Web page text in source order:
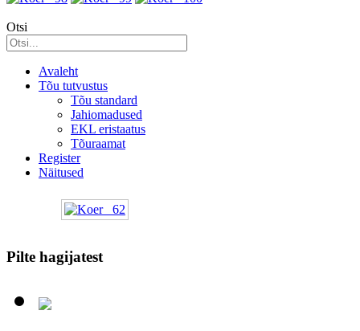
Otsi
Avaleht
Tõu tutvustus
Tõu standard
Jahiomadused
EKL eristaatus
Tõuraamat
Register
Näitused
Pilte hagijatest